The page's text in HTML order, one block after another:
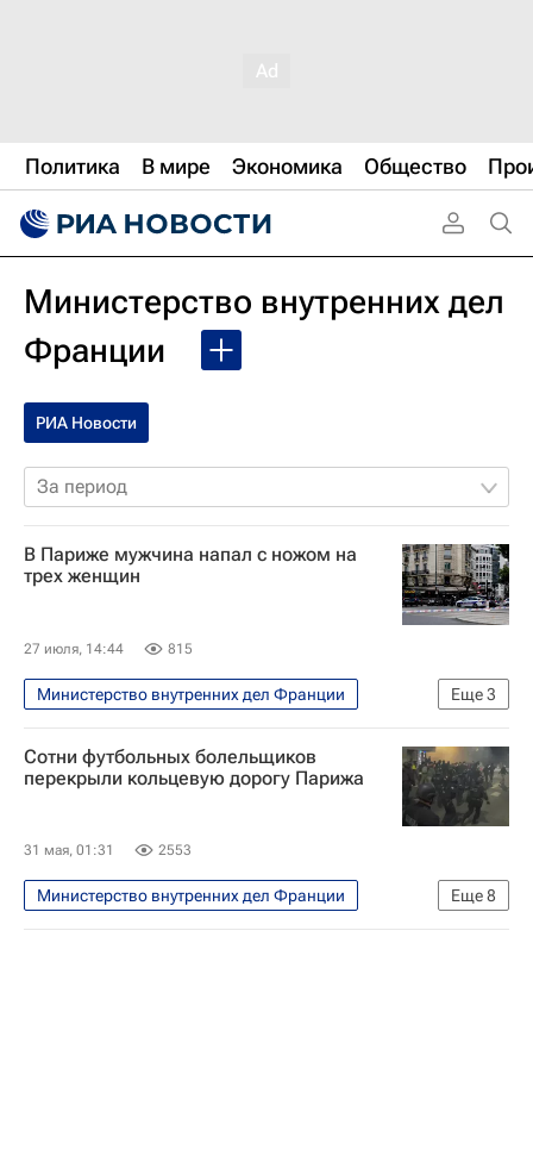
Политика В мире Экономика Общество
Министерство внутренних дел
Франции
РИА Новости
За период
В Париже мужчина напал с ножом на
трех женщин
27 июля, 14:44 815
Еще3
Министерство внутренних дел Франции
В мире
Париж Франция
Сотни футбольных болельщиков
перекрыли кольцевую дорогу Парижа
31 мая, 01:31 2553
Еще8
Министерство внутренних дел Франции
Футбол
Париж
Будапешт